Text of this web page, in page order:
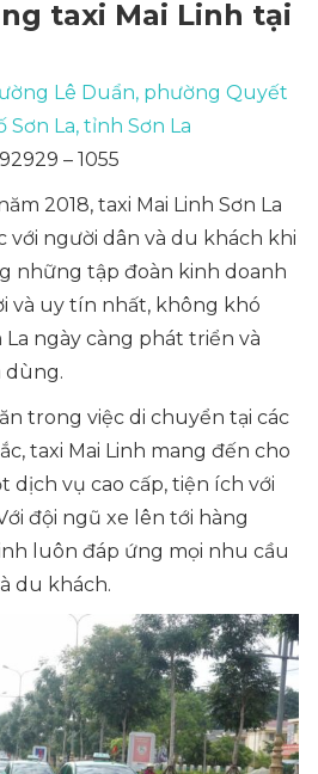
taxi Mai Linh tại
Lê Duẩn, phường Quyết
Sơn La, tỉnh Sơn La
– 1055
2018, taxi Mai Linh Sơn La
với người dân và du khách khi
những tập đoàn kinh doanh
và uy tín nhất, không khó
La ngày càng phát triển và
dùng.
trong việc di chuyển tại các
taxi Mai Linh mang đến cho
dịch vụ cao cấp, tiện ích với
đội ngũ xe lên tới hàng
luôn đáp ứng mọi nhu cầu
du khách.